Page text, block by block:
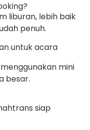
liburan, lebih baik
penuh.
untuk acara
mini
besar.
siap